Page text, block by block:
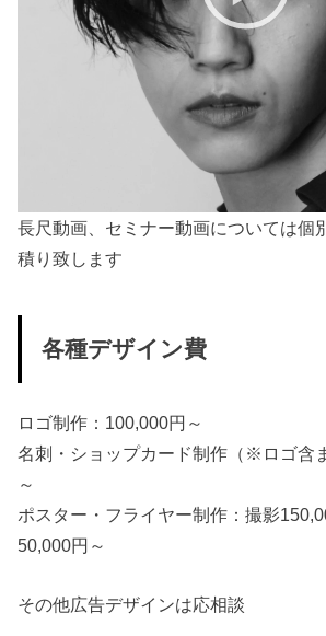
長尺動画、セミナー動画については個
積り致します
各種デザイン費
ロゴ制作：100,000円～
名刺・ショップカード制作（※ロゴ含
～
ポスター・フライヤー制作：撮影
50,000円～
その他広告デザインは応相談